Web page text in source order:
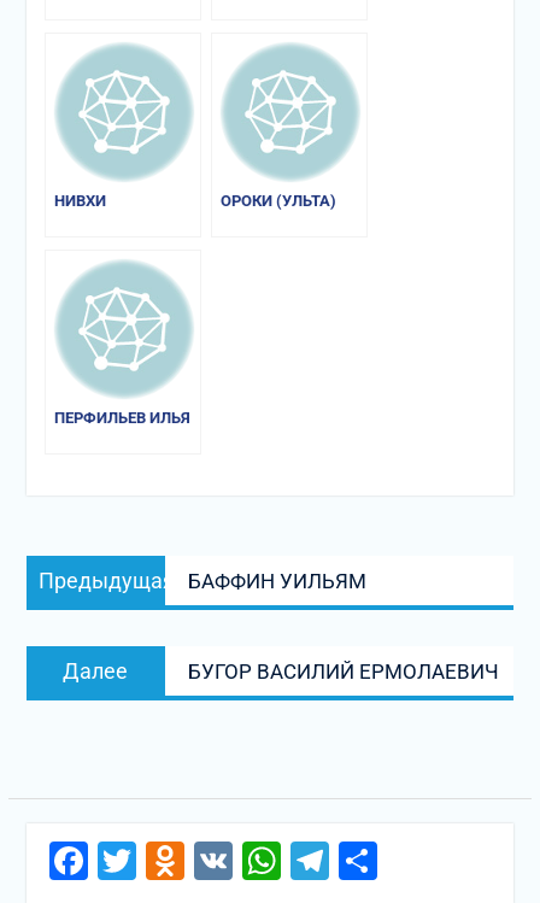
НИВХИ ОРОКИ (УЛЬТА)
ПЕРФИЛЬЕВ ИЛЬЯ
Навигация
по
Предыдущая
запись:
БАФФИН УИЛЬЯМ
Далее
запись:
БУГОР ВАСИЛИЙ ЕРМОЛАЕВИЧ
Facebook
Twitter
Odnoklassniki
VKWhatsApp
Telegram